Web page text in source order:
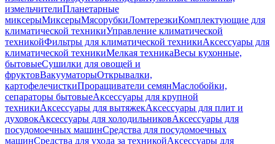
измельчителиПланетарные
миксерыМиксерыМясорубкиЛомтерезкиКомплектующие для
климатической техникиУправление климатической
техникойФильтры для климатической техникиАксессуары для
климатической техникиМелкая техникаВесы кухонные,
бытовыеСушилки для овощей и
фруктовВакууматорыОткрывалки,
картофелечисткиПроращиватели семянМаслобойки,
сепараторы бытовыеАксессуары для крупной
техникиАксессуары для вытяжекАксессуары для плит и
духовокАксессуары для холодильниковАксессуары для
посудомоечных машинСредства для посудомоечных
машинСредства для ухода за техникойАксессуары для